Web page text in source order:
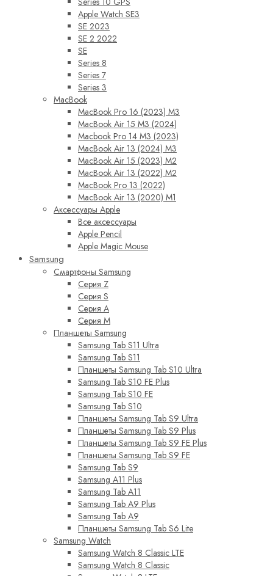
Apple Watch SE3
SE 2023
SE 2 2022
SE
Series 8
Series 7
Series 3
MacBook
MacBook Pro 16 (2023) M3
MacBook Air 15 M3 (2024)
Macbook Pro 14 M3 (2023)
MacBook Air 13 (2024) M3
MacBook Air 15 (2023) M2
MacBook Air 13 (2022) M2
MacBook Pro 13 (2022)
MacBook Air 13 (2020) M1
Аксессуары Apple
Все аксессуары
Apple Pencil
Apple Magic Mouse
Samsung
Смартфоны Samsung
Серия Z
Серия S
Серия A
Серия M
Планшеты Samsung
Samsung Tab S11 Ultra
Samsung Tab S11
Планшеты Samsung Tab S10 Ultra
Samsung Tab S10 FE Plus
Samsung Tab S10 FE
Samsung Tab S10
Планшеты Samsung Tab S9 Ultra
Планшеты Samsung Tab S9 Plus
Планшеты Samsung Tab S9 FE Plus
Планшеты Samsung Tab S9 FE
Samsung Tab S9
Samsung A11 Plus
Samsung Tab A11
Samsung Tab A9 Plus
Samsung Tab A9
Планшеты Samsung Tab S6 Lite
Samsung Watch
Samsung Watch 8 Classic LTE
Samsung Watch 8 Classic